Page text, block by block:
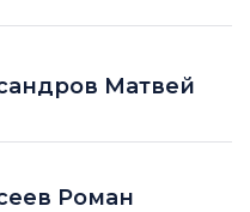
Матвей
Роман